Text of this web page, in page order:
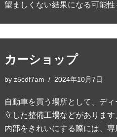
望ましくない結果になる可能
カーショップ
by z5cdf7am 2024年10月7日
自動車を買う場所として、デ
立した整備工場などがありま
内部をきれいにする際には、